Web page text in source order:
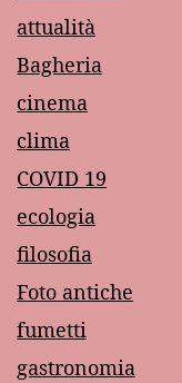
attualità
Bagheria
cinema
clima
COVID 19
ecologia
filosofia
Foto antiche
fumetti
gastronomia